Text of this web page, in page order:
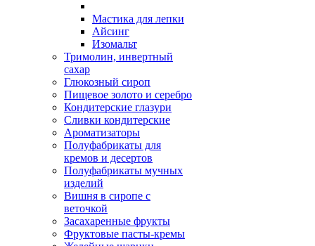
Мастика для лепки
Айсинг
Изомальт
Тримолин, инвертный
сахар
Глюкозный сироп
Пищевое золото и серебро
Кондитерские глазури
Сливки кондитерские
Ароматизаторы
Полуфабрикаты для
кремов и десертов
Полуфабрикаты мучных
изделий
Вишня в сиропе с
веточкой
Засахаренные фрукты
Фруктовые пасты-кремы